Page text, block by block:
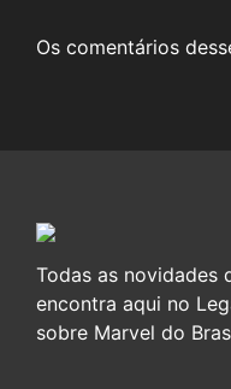
Os comentários
Todas as novidades
encontra aqui no
sobre Marvel do